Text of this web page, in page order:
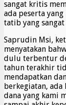
sangat kritis
ada peserta
tatib yang sangat
Saprudin Msi,
menyatakan
dulu terbentur
tahun terakhir
mendapatkan
berkegiatan,
dana yang kami